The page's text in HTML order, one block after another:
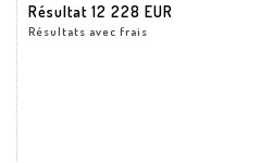
Résultat 12 228 EUR
Résultats avec frais